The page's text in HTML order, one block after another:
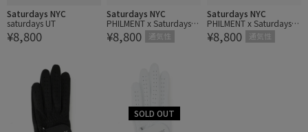
Saturdays NYC
saturdays UT
¥8,800
Saturdays NYC
PHILMENT x Saturdays G
olf shoes Sleeve
¥8,800 通気性
Saturdays NYC
PHILMENT x Saturdays G
olf shoes Sleeve
¥8,800 通気性